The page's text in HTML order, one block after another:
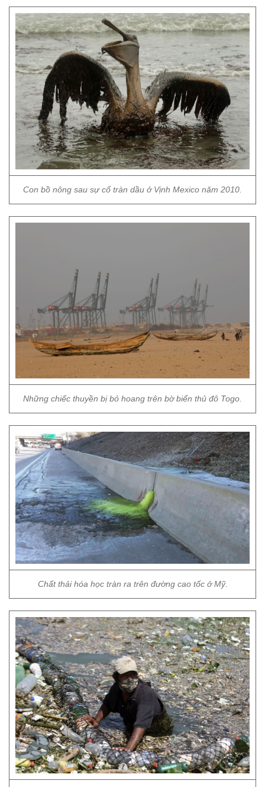
Con bồ nông sau sự cố tràn dầu ở Vịnh Mexico năm 2010.
Những chiếc thuyền bị bỏ hoang trên bờ biển thủ đô Togo.
Chất thải hóa học tràn ra trên đường cao tốc ở Mỹ.